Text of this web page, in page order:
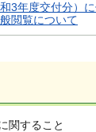
3年度交付分）
閲覧について
関すること